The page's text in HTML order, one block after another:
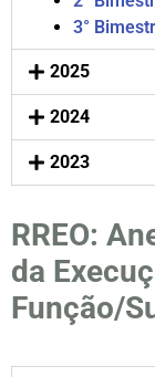
3°
2025
2024
2023
RREO:
da
Função/